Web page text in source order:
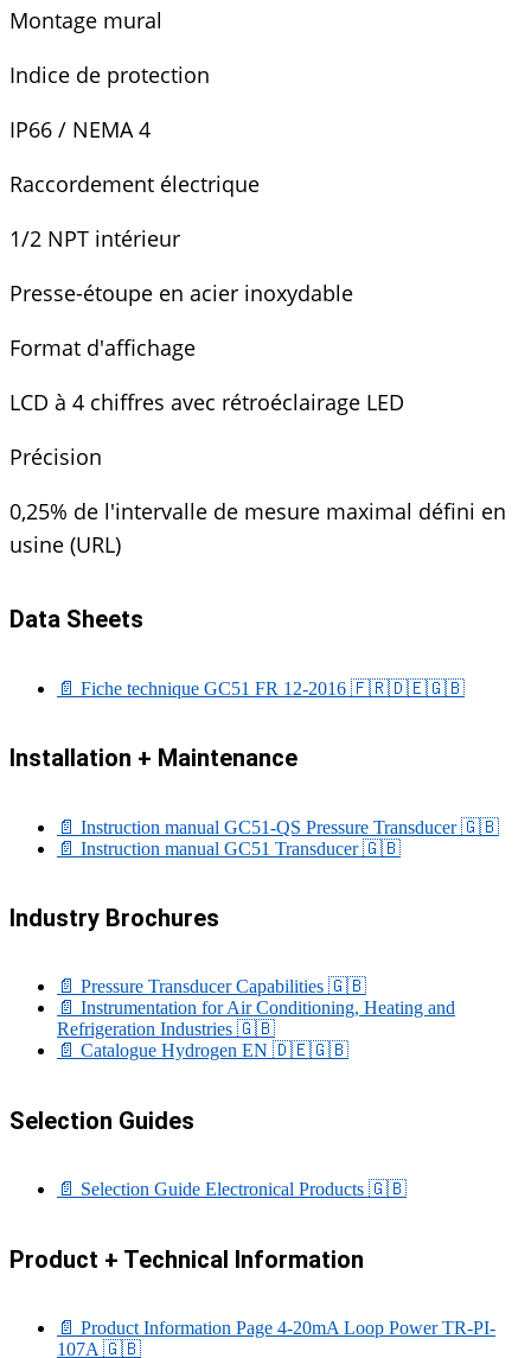
Montage mural
Indice de protection
IP66 / NEMA 4
Raccordement électrique
1/2 NPT intérieur
Presse-étoupe en acier inoxydable
Format d'affichage
LCD à 4 chiffres avec rétroéclairage LED
Précision
0,25% de l'intervalle de mesure maximal défini en
usine (URL)
Data Sheets
📄 Fiche technique GC51 FR 12-2016 🇫🇷🇩🇪🇬🇧
Installation + Maintenance
📄 Instruction manual GC51-QS Pressure Transducer🇬🇧
📄 Instruction manual GC51 Transducer🇬🇧
Industry Brochures
📄 Pressure Transducer Capabilities 🇬🇧
📄 Instrumentation for Air Conditioning, Heating and
Refrigeration Industries 🇬🇧
📄 Catalogue Hydrogen EN 🇩🇪🇬🇧
Selection Guides
📄 Selection Guide Electronical Products 🇬🇧
Product + Technical Information
📄 Product Information Page 4-20mA Loop Power TR-PI-
107A 🇬🇧